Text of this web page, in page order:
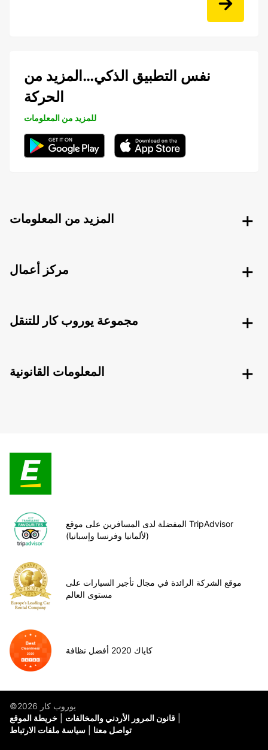
نفس التطبيق الذكي…المزيد من
الحركة
للمزيد من المعلومات
المزيد من المعلومات
مركز أعمال
مجموعة يوروب كار للتنقل
المعلومات القانونية
المفضلة لدى المسافرين على موقع TripAdvisor
(لألمانيا وفرنسا وإسبانيا)
موقع الشركة الرائدة في مجال تأجير السيارات على
مستوى العالم
كاياك 2020 أفضل نظافة
©يوروب كار 2026
خريطة الموقع
قانون المرور الأردني والمخالفات
سياسة ملفات الارتباط
تواصل معنا